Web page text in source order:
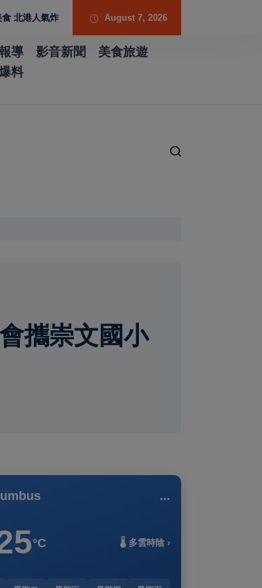
雞外酥內嫩又爆汁 雞排、小點、飲品自由搭配
August 7, 2026
導 影音新聞
美食旅遊
料
攜崇文國小
...
°C 🌡️ 多雲時陰 ›